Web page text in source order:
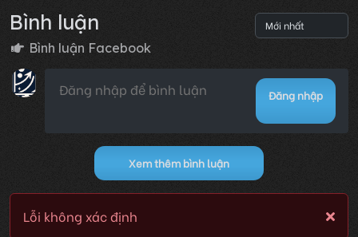
Bình luận
Bình luận Facebook
Đăng nhập
Xem thêm bình luận
Lỗi không xác định